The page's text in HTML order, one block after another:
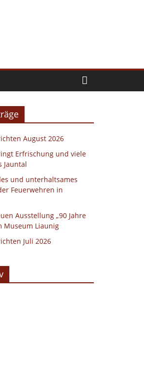
August 2026
Erfrischung und viele
Jauntal
und unterhaltsames
Feuerwehren in
Ausstellung „90 Jahre
Museum Liaunig
Juli 2026